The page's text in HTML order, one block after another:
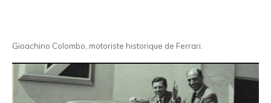
Gioachino Colombo, motoriste historique de Ferrari.